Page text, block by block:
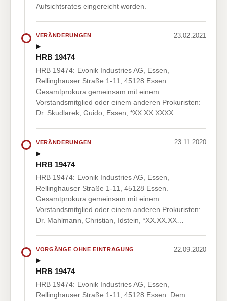
Aufsichtsrates eingereicht worden.
VERÄNDERUNGEN 23.02.2021
HRB 19474
HRB 19474: Evonik Industries AG, Essen,
Rellinghauser Straße 1-11, 45128 Essen.
Gesamtprokura gemeinsam mit einem
Vorstandsmitglied oder einem anderen Prokuristen:
Dr. Skudlarek, Guido, Essen, *XX.XX.XXXX.
VERÄNDERUNGEN 23.11.2020
HRB 19474
HRB 19474: Evonik Industries AG, Essen,
Rellinghauser Straße 1-11, 45128 Essen.
Gesamtprokura gemeinsam mit einem
Vorstandsmitglied oder einem anderen Prokuristen:
Dr. Mahlmann, Christian, Idstein, *XX.XX.XX…
VORGÄNGE OHNE EINTRAGUNG 22.09.2020
HRB 19474
HRB 19474: Evonik Industries AG, Essen,
Rellinghauser Straße 1-11, 45128 Essen. Dem